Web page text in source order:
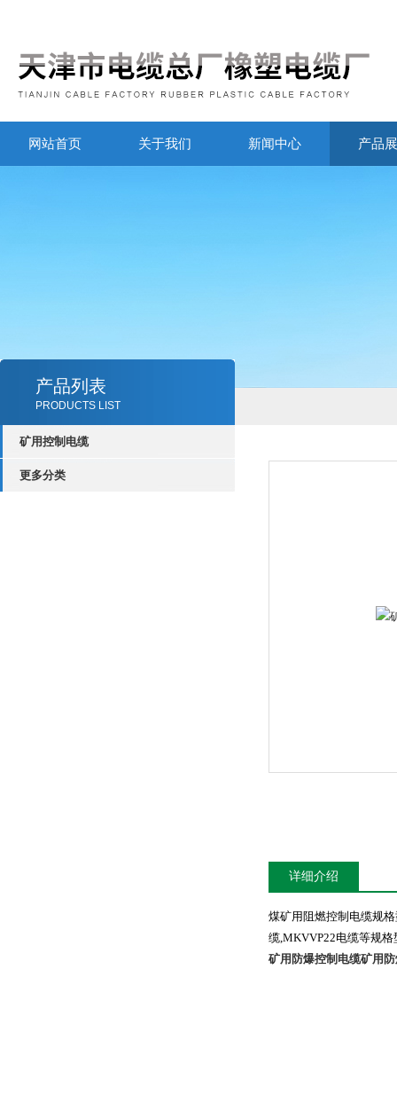
网站首页 关于我们 新闻中心 产品
产品列表
PRODUCTS LIST
矿用控制电缆
更多分类
详细介绍
煤矿用阻燃控制电缆规
缆,MKVVP22电缆等规
矿用防爆控制电缆矿用